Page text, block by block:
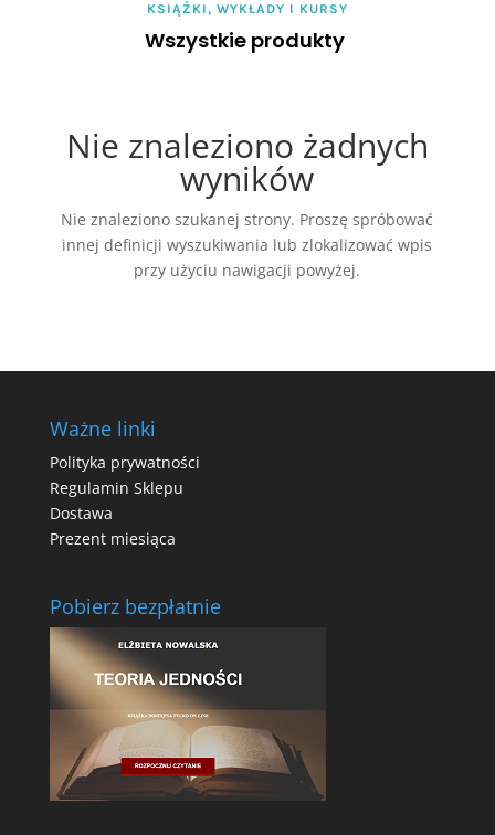
KSIĄŻKI, WYKŁADY I KURSY
Wszystkie produkty
Nie znaleziono żadnych
wyników
Nie znaleziono szukanej strony. Proszę spróbować
innej definicji wyszukiwania lub zlokalizować wpis
przy użyciu nawigacji powyżej.
Ważne linki
Polityka prywatności
Regulamin Sklepu
Dostawa
Prezent miesiąca
Pobierz bezpłatnie